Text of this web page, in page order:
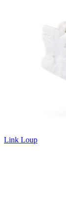
Link Loup